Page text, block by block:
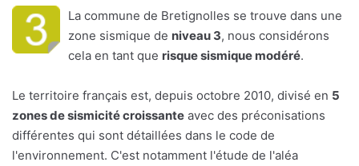
La commune de Bretignolles se trouve dans une
zone sismique de niveau 3, nous considérons
cela en tant que risque sismique modéré.
Le territoire français est, depuis octobre 2010, divisé en 5
zones de sismicité croissante avec des préconisations
différentes qui sont détaillées dans le code de
l'environnement. C'est notamment l'étude de l'aléa